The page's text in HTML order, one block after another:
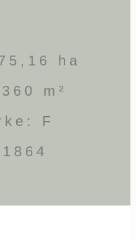
ha
m²
F